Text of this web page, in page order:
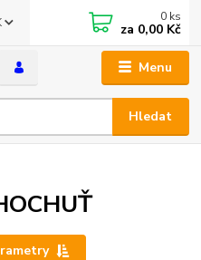
Menu
Hledat
0 ks
za 0,00 Kč